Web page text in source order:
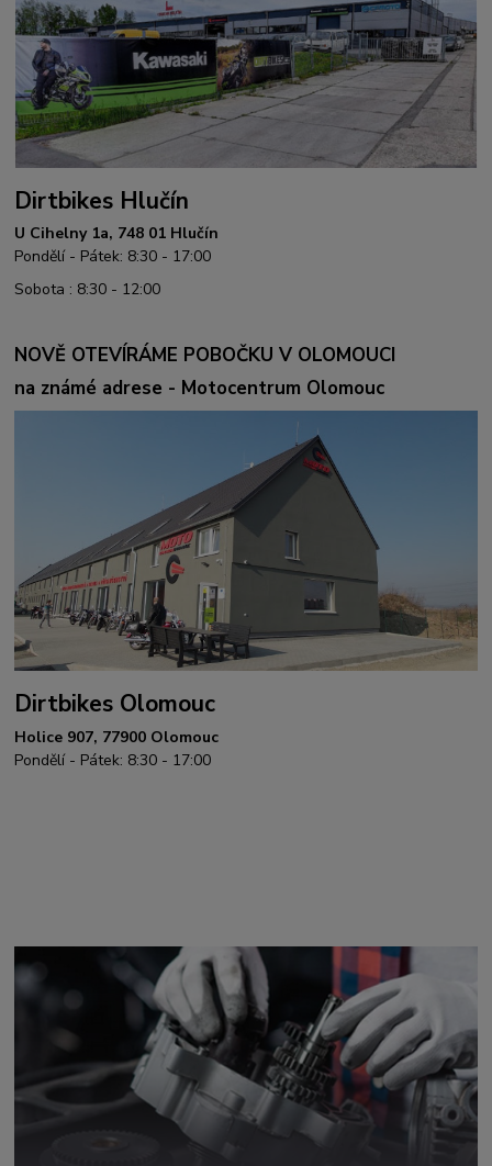
Dirtbikes Hlučín
U Cihelny 1a, 748 01 Hlučín
Pondělí - Pátek: 8:30 - 17:00
Sobota : 8:30 - 12:00
NOVĚ OTEVÍRÁME POBOČKU V OLOMOUCI
na známé adrese - Motocentrum Olomouc
Dirtbikes Olomouc
Holice 907, 77900 Olomouc
Pondělí - Pátek: 8:30 - 17:00